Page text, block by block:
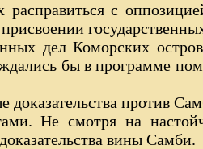
расправиться с
дел Коморских
бы в программе
против
Не смотря на
вины Самби.